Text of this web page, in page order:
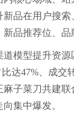
品在用户搜
品推荐位、
模型提升资
达47%、成
子菜刀共建
集中爆发。